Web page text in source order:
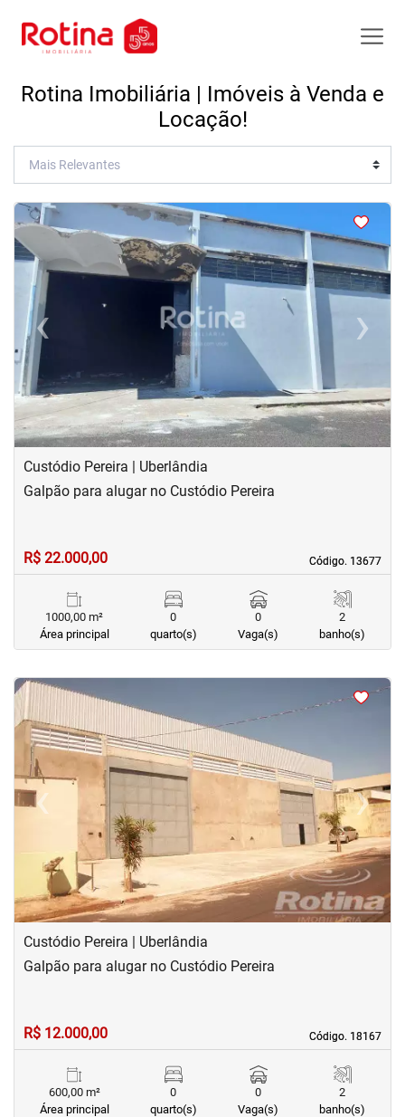
Rotina Imobiliária | Imóveis à Venda e
Locação!
< <<<
‹Previous ›Next
Custódio Pereira | Uberlândia
Código. 13677
Código. 13677
Galpão para alugar no Custódio Pereira
R$ 22.000,00
1000,00 m²
Área principal
0
quarto(s)
0
Vaga(s)
2
banho(s)
<<<<
‹Previous ›Next
Custódio Pereira | Uberlândia
Código. 18167
Código. 18167
Galpão para alugar no Custódio Pereira
R$ 12.000,00
600,00 m²
Área principal
0
quarto(s)
0
Vaga(s)
2
banho(s)